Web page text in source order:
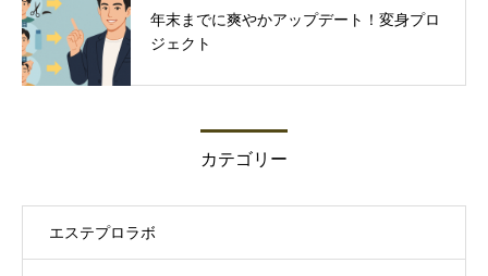
年末までに爽やかアップデート！変身プロ
ジェクト
カテゴリー
エステプロラボ